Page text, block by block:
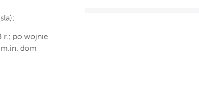
r.; po wojnie
dom